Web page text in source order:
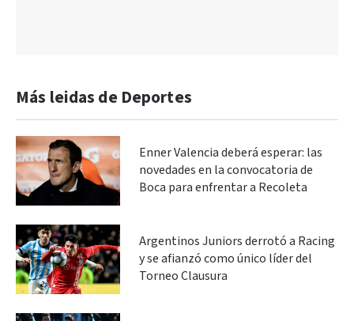
Más leidas de Deportes
Enner Valencia deberá esperar: las
novedades en la convocatoria de
Boca para enfrentar a Recoleta
Argentinos Juniors derrotó a Racing
y se afianzó como único líder del
Torneo Clausura